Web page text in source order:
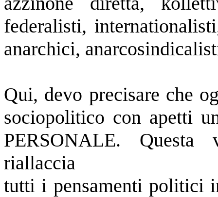
federalisti,
anarchici,
Qui, devo precisare che
sociopolitico con apetti
PERSONALE.
riallaccia
tutti i pensamenti politici